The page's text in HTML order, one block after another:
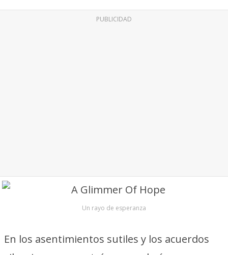
PUBLICIDAD
Un rayo de esperanza
En los asentimientos sutiles y los acuerdos